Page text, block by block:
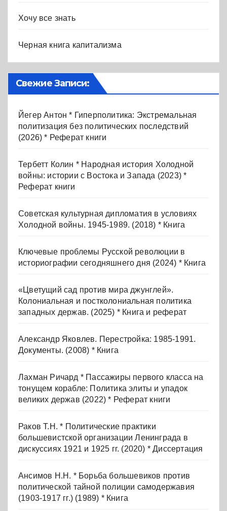
Хочу все знать
Черная книга капитализма
Свежие Записи:
Йегер Антон * Гиперполитика: Экстремальная
политизация без политических последствий
(2026) * Реферат книги
Тербетт Колин * Народная история Холодной
войны: истории с Востока и Запада (2023) *
Реферат книги
Советская культурная дипломатия в условиях
Холодной войны. 1945-1989. (2018) * Книга
Ключевые проблемы Русской революции в
историографии сегодняшнего дня (2024) * Книга
«Цветущий сад против мира джунглей».
Колониальная и постколониальная политика
западных держав. (2025) * Книга и реферат
Александр Яковлев. Перестройка: 1985-1991.
Документы. (2008) * Книга
Лахман Ричард * Пассажиры первого класса на
тонущем корабле: Политика элиты и упадок
великих держав (2022) * Реферат книги
Раков Т.Н. * Политические практики
большевистской организации Ленинграда в
дискуссиях 1921 и 1925 гг. (2020) * Диссертация
Ансимов Н.Н. * Борьба большевиков против
политической тайной полиции самодержавия
(1903-1917 гг.) (1989) * Книга